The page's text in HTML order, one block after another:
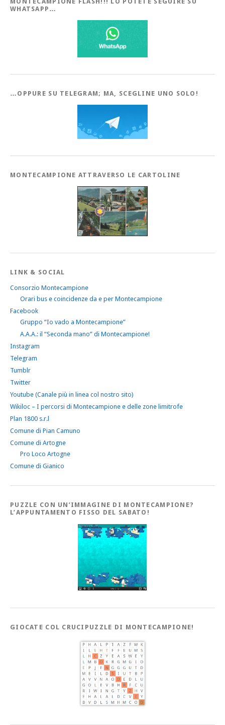
WHATSAPP…
…OPPURE SU TELEGRAM; MA, SCEGLINE UNO SOLO!
MONTECAMPIONE ATTRAVERSO LE CARTOLINE
LINK & SOCIAL
Consorzio Montecampione
Orari bus e coincidenze da e per Montecampione
Facebook
Gruppo “Io vado a Montecampione”
A.A.A.: il “Seconda mano” di Montecampione!
Instagram
Telegram
Tumblr
Twitter
Youtube (Canale più in linea col nostro sito)
Wikiloc – I percorsi di Montecampione e delle zone limitrofe
Plan 1800 s.r.l
Comune di Pian Camuno
Comune di Artogne
Pro Loco Artogne
Comune di Gianico
PUZZLE CON UN’IMMAGINE DI MONTECAMPIONE?
L’APPUNTAMENTO FISSO DEL SABATO!
GIOCATE COL CRUCIPUZZLE DI MONTECAMPIONE!